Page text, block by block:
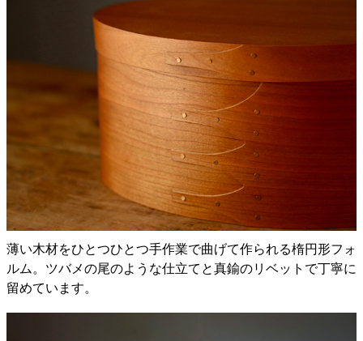
薄い木材をひとつひとつ手作業で曲げて作られる楕円形フォ
ルム。ツバメの尾のような仕立てと真鍮のリベットで丁寧に
留めています。